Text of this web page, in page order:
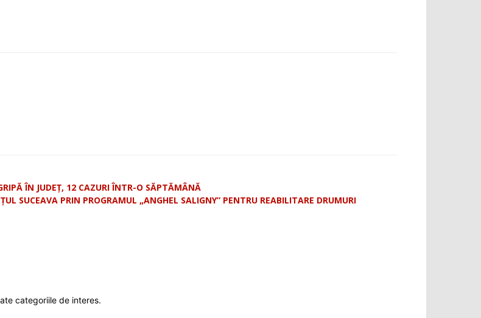
ÎN JUDEȚ, 12 CAZURI ÎNTR-O SĂPTĂMÂNĂ
SUCEAVA PRIN PROGRAMUL „ANGHEL SALIGNY” PENTRU REABILITARE DRUMURI
categoriile de interes.